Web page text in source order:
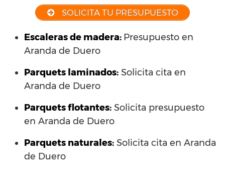
SOLICITA TU PRESUPUESTO
Escaleras de madera: Presupuesto en
Aranda de Duero
Parquets laminados: Solicita cita en
Aranda de Duero
Parquets flotantes: Solicita presupuesto
en Aranda de Duero
Parquets naturales: Solicita cita en Aranda
de Duero